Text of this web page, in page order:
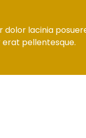
lacinia
pellentesque.